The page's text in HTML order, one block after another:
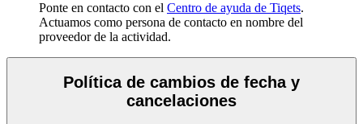
Ponte en contacto con el Centro de ayuda de Tiqets.
Actuamos como persona de contacto en nombre del
proveedor de la actividad.
Política de cambios de fecha y
cancelaciones